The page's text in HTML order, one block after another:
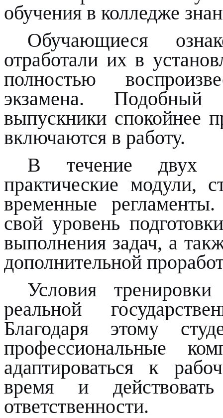
обучения в колледже
Обучающиеся
отработали их в
полностью
экзамена.
выпускники спокойнее
включаются в работу.
В течение двух
практические модули,
временные
свой уровень
выполнения задач, а
дополнительной
Условия
реальной
Благодаря этому
профессиональные
адаптироваться к
время и
ответственности.